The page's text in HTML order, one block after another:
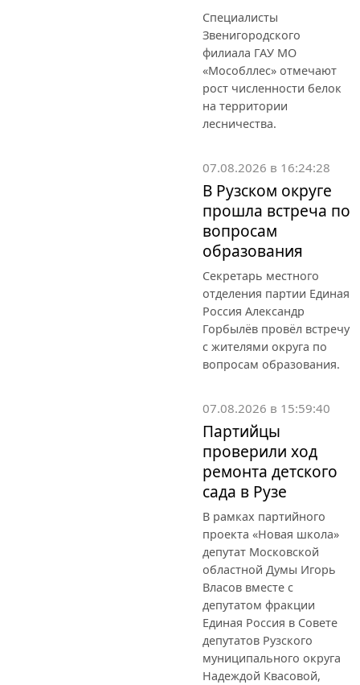
Специалисты
Звенигородского
филиала ГАУ МО
«Мособллес» отмечают
рост численности белок
на территории
лесничества.
07.08.2026 в 16:24:28
В Рузском округе
прошла встреча по
вопросам
образования
Секретарь местного
отделения партии Единая
Россия Александр
Горбылёв провёл встречу
с жителями округа по
вопросам образования.
07.08.2026 в 15:59:40
Партийцы
проверили ход
ремонта детского
сада в Рузе
В рамках партийного
проекта «Новая школа»
депутат Московской
областной Думы Игорь
Власов вместе с
депутатом фракции
Единая Россия в Совете
депутатов Рузского
муниципального округа
Надеждой Квасовой,